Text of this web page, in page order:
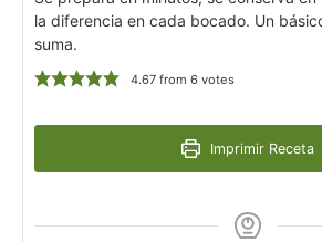
la diferencia en cada bocado. Un
suma.
4.67from 6votes
Imprimir Receta